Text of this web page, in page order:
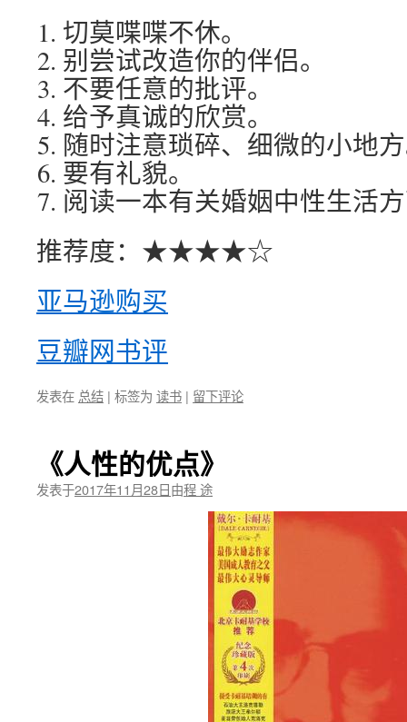
切莫喋喋不休。
别尝试改造你的伴侣。
不要任意的批评。
给予真诚的欣赏。
随时注意琐碎、细微的小地
要有礼貌。
阅读一本有关婚姻中性生活
推荐度：★★★★☆
亚马逊购买
豆瓣网书评
发表在 总结 | 标签为 读书 | 留下评论
《人性的优点》
发表于2017年11月28日由程 途